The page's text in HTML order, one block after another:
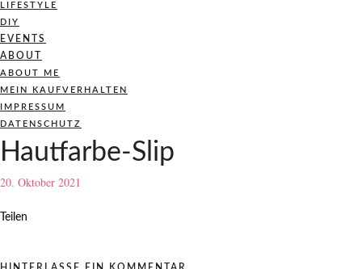
LIFESTYLE
DIY
EVENTS
ABOUT
ABOUT ME
MEIN KAUFVERHALTEN
IMPRESSUM
DATENSCHUTZ
Hautfarbe-Slip
20. Oktober 2021
Teilen